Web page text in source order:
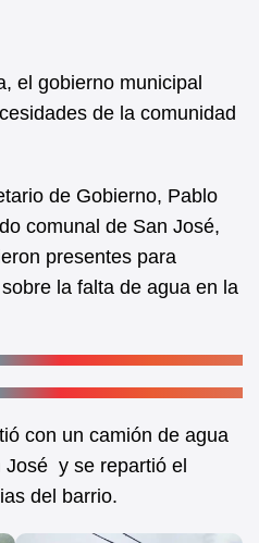
el gobierno municipal
de la comunidad
de Gobierno, Pablo
comunal de San José,
presentes para
la falta de agua en la
con un camión de agua
José y se repartió el
del barrio.